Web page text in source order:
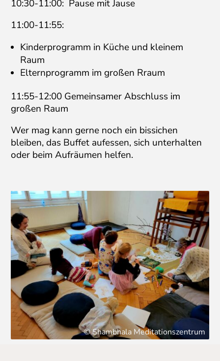
10:30-11:00: Pause mit Jause
11:00-11:55:
Kinderprogramm in Küche und kleinem
Raum
Elternprogramm im großen Rraum
11:55-12:00 Gemeinsamer Abschluss im
großen Raum
Wer mag kann gerne noch ein bissichen
bleiben, das Buffet aufessen, sich unterhalten
oder beim Aufräumen helfen.
© Shambhala Meditationszentrum